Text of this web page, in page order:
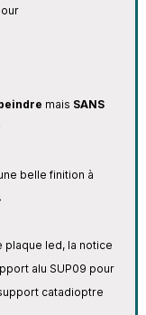
mais SANS
belle finition à
led, la notice
alu SUP09 pour
catadioptre